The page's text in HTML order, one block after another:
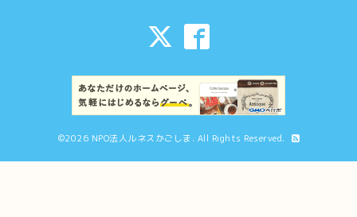
©2026 NPO法人ルネスかごしま. All Rights Reserved.